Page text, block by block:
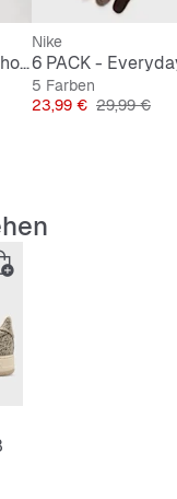
Pleated Denim Shorts
Nike
5 Farben
Preis
23,99 € 29,99 €